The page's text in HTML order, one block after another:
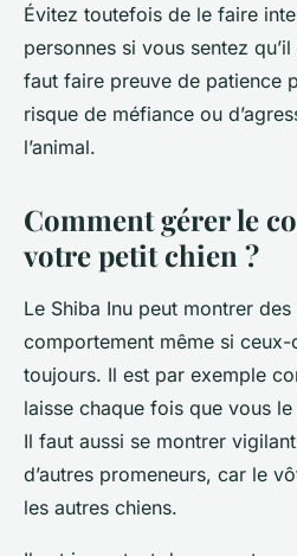
Évitez toutefois de le faire
personnes si vous sentez
faut faire preuve de patience
risque de méfiance ou
l’animal.
Comment gérer le
votre petit chien ?
Le Shiba Inu peut montrer
comportement même si
toujours. Il est par exemple
laisse chaque fois que vous le
Il faut aussi se montrer
d’autres promeneurs, car le
les autres chiens.